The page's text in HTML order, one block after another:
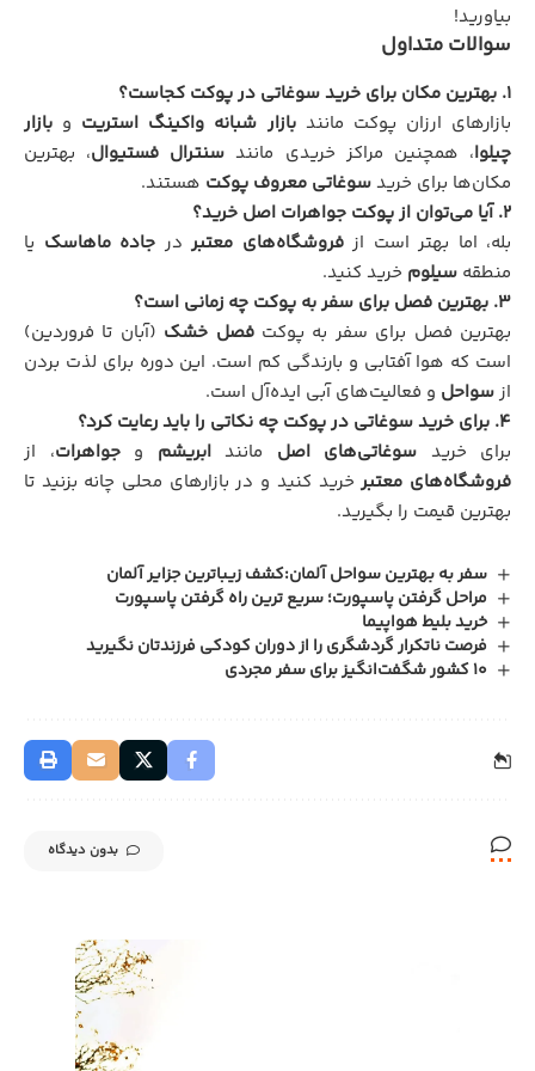
بیاورید!
سوالات متداول
۱. بهترین مکان برای خرید سوغاتی در پوکت کجاست؟
بازارهای ارزان پوکت مانندبازار شبانه واکینگ استریت و بازار
چیلوا، همچنین مراکز خریدی مانند سنترال فستیوال، بهترین
مکان‌ها برای خریدسوغاتی معروف پوکت هستند.
۲. آیا می‌توان از پوکت جواهرات اصل خرید؟
بله، اما بهتر است ازفروشگاه‌های معتبر در جاده ماهاسک یا
منطقه سیلوم خرید کنید.
۳. بهترین فصل برای سفر به پوکت چه زمانی است؟
بهترین فصل برای سفر به پوکتفصل خشک (آبان تا فروردین)
است که هوا آفتابی و بارندگی کم است. این دوره برای لذت بردن
ازسواحل و فعالیت‌های آبی ایده‌آل است.
۴. برای خرید سوغاتی در پوکت چه نکاتی را باید رعایت کرد؟
برای خرید سوغاتی‌های اصل مانندابریشم وجواهرات، از
فروشگاه‌های معتبرخرید کنید و در بازارهای محلی چانه بزنید تا
بهترین قیمت را بگیرید.
سفر به بهترین سواحل آلمان:کشف زیباترین جزایر آلمان
مراحل گرفتن پاسپورت؛ سریع ترین راه گرفتن پاسپورت
خرید بلیط هواپیما
فرصت ناتکرار گردشگری را از دوران کودکی فرزندتان نگیرید
10 کشور شگفت‌انگیز برای سفر مجردی
بدون دیدگاه